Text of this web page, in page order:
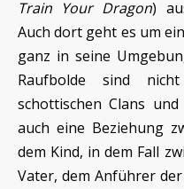
Train Your Dragon)
Auch dort geht es um
ganz in seine
Raufbolde sind
schottischen Clans
auch eine Beziehung
dem Kind, in dem Fall
Vater, dem Anführer